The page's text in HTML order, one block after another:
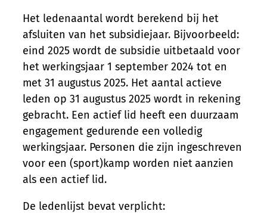
Het ledenaantal wordt berekend bij het
afsluiten van het subsidiejaar. Bijvoorbeeld:
eind 2025 wordt de subsidie uitbetaald voor
het werkingsjaar 1 september 2024 tot en
met 31 augustus 2025. Het aantal actieve
leden op 31 augustus 2025 wordt in rekening
gebracht. Een actief lid heeft een duurzaam
engagement gedurende een volledig
werkingsjaar. Personen die zijn ingeschreven
voor een (sport)kamp worden nietaanzien
als een actief lid.
De ledenlijst bevat verplicht: